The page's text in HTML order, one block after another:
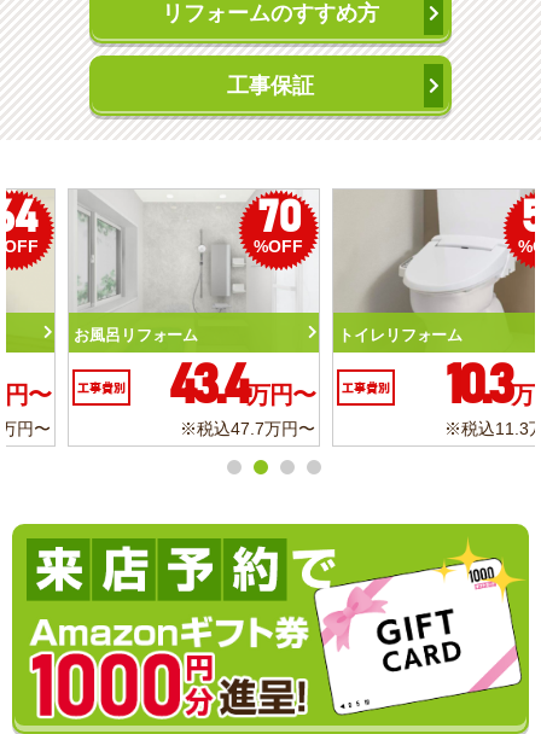
リフォームのすすめ方
工事保証
50
%OFF
トイレリフォーム
工事費別 10.3万円〜
※税込11.3万円〜
56
%OFF
洗面化粧台リフォーム
工事費別 6.2 万円〜
※税込6.8万円〜